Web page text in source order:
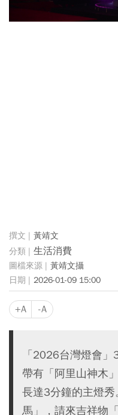
黃靖文
生活消費
黃靖文攝
2026-01-09 15:00
+A -A
「2026台灣燈會
帶有「阿里山神木
長達3分鐘的主燈
馬」，請來吉祥物